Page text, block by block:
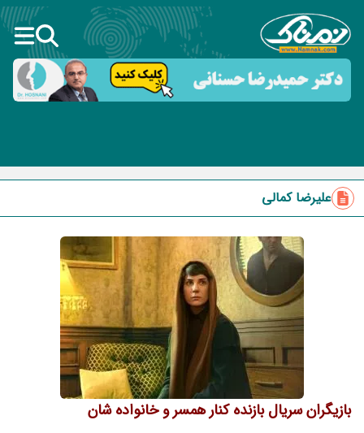
علیرضا کمالی
بازیگران سریال بازنده کنار همسر و خانواده شان